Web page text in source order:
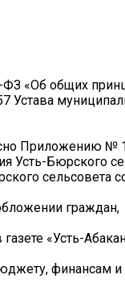
ФЗ «Об общих
Устава
Приложению №
Усть-Бюрского
сельсовета
граждан,
«Усть-
финансам и